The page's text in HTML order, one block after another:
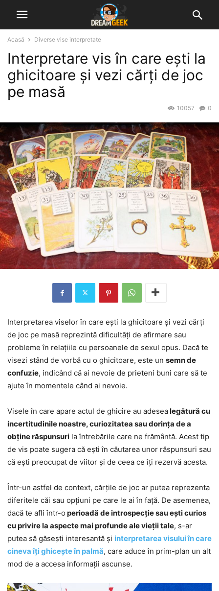
Acasă Diverse vise interpretate
Interpretare vis în care ești la
ghicitoare și vezi cărți de joc
pe masă
0
10057
Interpretarea viselor în care ești la ghicitoare și vezi cărți
de joc pe masă reprezintă dificultăți de afirmare sau
probleme în relațiile cu persoanele de sexul opus. Dacă te
visezi stând de vorbă cu o ghicitoare, este un semn de
confuzie, indicând că ai nevoie de prieteni buni care să te
ajute în momentele când ai nevoie.
Visele în care apare actul de ghicire au adesealegătură cu
incertitudinile noastre, curiozitatea sau dorința de a
obține răspunsuri la întrebările care ne frământă. Acest tip
de vis poate sugera că ești în căutarea unor răspunsuri sau
că ești preocupat de viitor și de ceea ce îți rezervă acesta.
Într-un astfel de context, cărțile de joc ar putea reprezenta
diferitele căi sau opțiuni pe care le ai în față. De asemenea,
dacă te afli într-o perioadă de introspecție sau ești curios
cu privire la aspecte mai profunde ale vieții tale, s-ar
putea să găsești interesantă și interpretarea visului în care
cineva îți ghicește în palmă, care aduce în prim-plan un alt
mod de a accesa informații ascunse.